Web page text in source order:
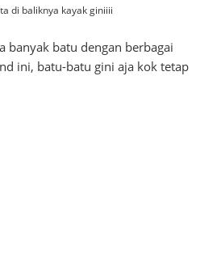
di baliknya kayak giniiii
banyak batu dengan berbagai
ini, batu-batu gini aja kok tetap